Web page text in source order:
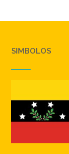
SIMBOLOS